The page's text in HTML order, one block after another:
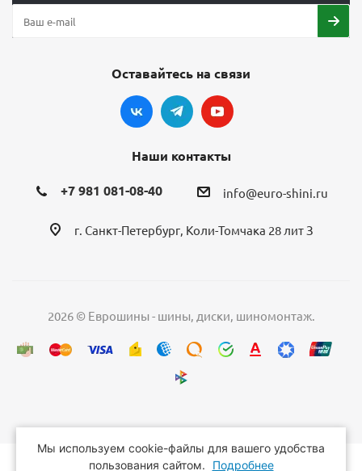
Оставайтесь на связи
Наши контакты
+7 981 081-08-40 info@euro-shini.ru
г. Санкт-Петербург, Коли-Томчака 28 лит З
2026 © Еврошины - шины, диски, шиномонтаж.
Мы используем cookie-файлы для вашего удобства
пользования сайтом.
Подробнее